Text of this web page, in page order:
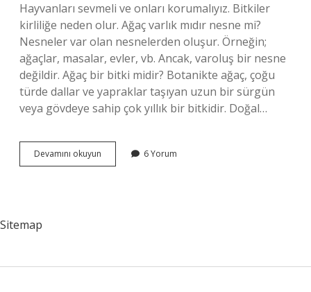
Hayvanları sevmeli ve onları korumalıyız. Bitkiler
kirliliğe neden olur. Ağaç varlık mıdır nesne mi?
Nesneler var olan nesnelerden oluşur. Örneğin;
ağaçlar, masalar, evler, vb. Ancak, varoluş bir nesne
değildir. Ağaç bir bitki midir? Botanikte ağaç, çoğu
türde dallar ve yapraklar taşıyan uzun bir sürgün
veya gövdeye sahip çok yıllık bir bitkidir. Doğal…
Devamını okuyun
Doğal
6 Yorum
Sitemap